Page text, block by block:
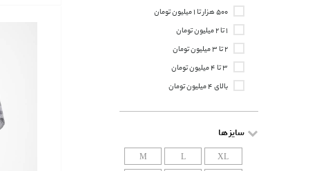
۵۰۰ هزار تا ۱ میلیون تومان
۱ تا ۲ میلیون تومان
۲ تا ۳ میلیون تومان
۳ تا ۴ میلیون تومان
بالای ۴ میلیون تومان
سایز ها
M L XL